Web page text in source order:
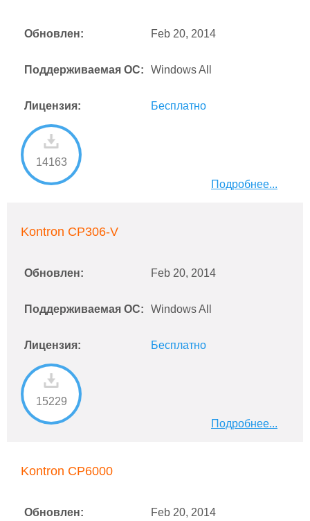
Обновлен: Feb 20, 2014
Поддерживаемая ОС: Windows All
Лицензия: Бесплатно
14163
Подробнее...
Kontron CP306-V
Обновлен: Feb 20, 2014
Поддерживаемая ОС: Windows All
Лицензия: Бесплатно
15229
Подробнее...
Kontron CP6000
Обновлен: Feb 20, 2014